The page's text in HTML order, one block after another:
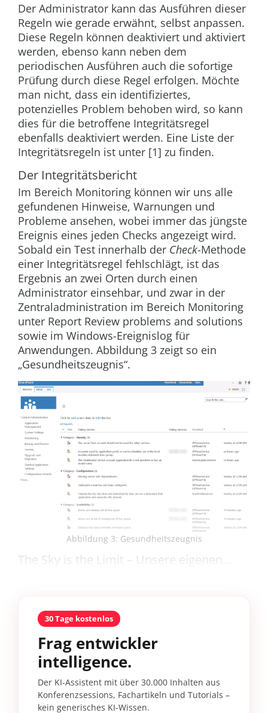
Der Administrator kann das Ausführen dieser
Regeln wie gerade erwähnt, selbst anpassen.
Diese Regeln können deaktiviert und aktiviert
werden, ebenso kann neben dem
periodischen Ausführen auch die sofortige
Prüfung durch diese Regel erfolgen. Möchte
man nicht, dass ein identifiziertes,
potenzielles Problem behoben wird, so kann
dies für die betroffene Integritätsregel
ebenfalls deaktiviert werden. Eine Liste der
Integritätsregeln ist unter [1] zu finden.
Der Integritätsbericht
Im Bereich Monitoring können wir uns alle
gefundenen Hinweise, Warnungen und
Probleme ansehen, wobei immer das jüngste
Ereignis eines jeden Checks angezeigt wird.
Sobald ein Test innerhalb der Check-Methode
einer Integritätsregel fehlschlägt, ist das
Ergebnis an zwei Orten durch einen
Administrator einsehbar, und zwar in der
Zentraladministration im Bereich Monitoring
unter Report Review problems and solutions
sowie im Windows-Ereignislog für
Anwendungen. Abbildung 3 zeigt so ein
„Gesundheitszeugnis“.
Abbildung 3: Gesundheitszeugnis
The Sky is the Limit – Unsere eigenen...
30 Tage kostenlos
Frag entwickler
intelligence.
Der KI-Assistent mit über 30.000 Inhalten aus
Konferenzsessions, Fachartikeln und Tutorials –
kein generisches KI-Wissen.